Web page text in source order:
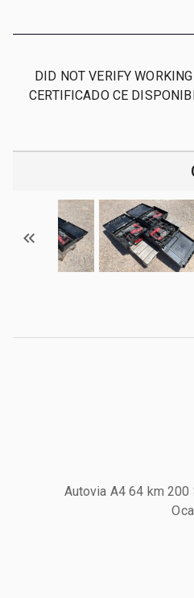
** DID NOT VERIFY
CERTIFICADO CE
Autovia A4 64 km